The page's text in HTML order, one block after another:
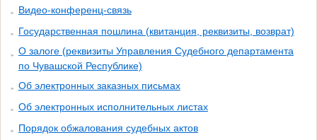
Видео-конференц-связь
Государственная пошлина (квитанция, реквизиты, возврат)
О залоге (реквизиты Управления Судебного департамента
по Чувашской Республике)
Об электронных заказных письмах
Об электронных исполнительных листах
Порядок обжалования судебных актов